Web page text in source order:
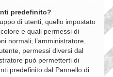
predefinito?
di utenti, quello impostato
e quali permessi di
normali; l’amministratore,
permessi diversi dal
può permetterti di
predefinito dal Pannello di